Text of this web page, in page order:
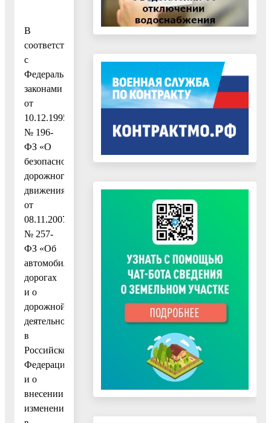
В
соответствии
с
Федеральными
законами
от
10.12.1995
№ 196-
ФЗ «О
безопасности
дорожного
движения»
от
08.11.2007
№ 257-
ФЗ «Об
автомобильных
дорогах
и о
дорожной
деятельности
в
Российской
Федерации
и о
внесении
изменений